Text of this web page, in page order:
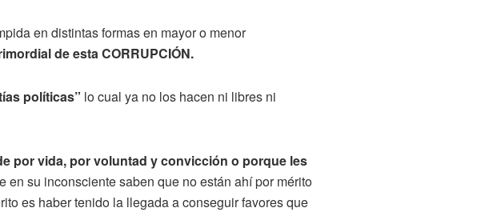
en distintas formas en mayor o menor
de esta CORRUPCIÓN.
políticas” lo cual ya no los hacen ni libres ni
por vida, por voluntad y convicción o porque les
en su inconsciente saben que no están ahí por mérito
es haber tenido la llegada a conseguir favores que